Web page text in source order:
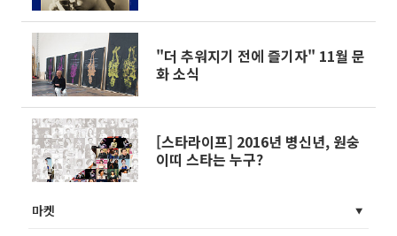
"더 추워지기 전에 즐기자" 11월 문
화 소식
[스타라이프] 2016년 병신년, 원숭
이띠 스타는 누구?
마켓